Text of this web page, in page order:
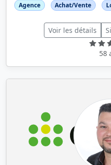
Agence Achat/Vente
Voir les détails
58